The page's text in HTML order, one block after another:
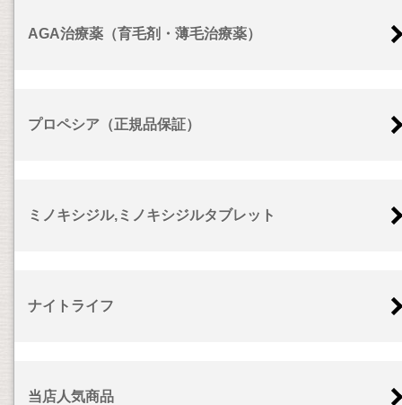
AGA治療薬（育毛剤・薄毛治療薬）
プロペシア（正規品保証）
ミノキシジル,ミノキシジルタブレット
ナイトライフ
当店人気商品